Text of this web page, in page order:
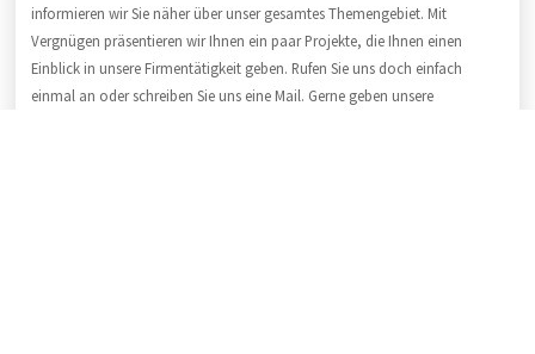
informieren wir Sie näher über unser gesamtes Themengebiet. Mit
Vergnügen präsentieren wir Ihnen ein paar Projekte, die Ihnen einen
Einblick in unsere Firmentätigkeit geben. Rufen Sie uns doch einfach
einmal an oder schreiben Sie uns eine Mail. Gerne geben unsere